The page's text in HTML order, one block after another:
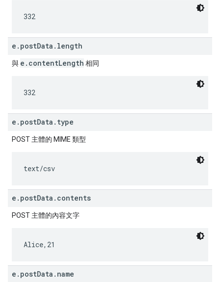
332
e.postData.length
與 e.contentLength 相同
332
e.postData.type
POST 主體的 MIME 類型
text/csv
e.postData.contents
POST 主體的內容文字
Alice,21
e.postData.name